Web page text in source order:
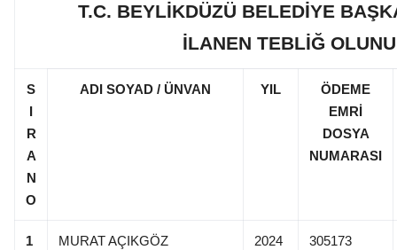
T.C. BEYLİKDÜZÜ BELEDİYE
İLANEN TEBLİĞ
S
I
R
A
N
O
ADI SOYAD / ÜNVAN YIL
ÖDEME
EMRİ
DOSYA
NUMARASI
1 MURAT AÇIKGÖZ
2024
305173